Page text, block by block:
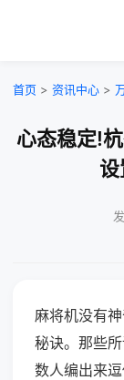
首页 > 资讯中心 >
心态稳定!
麻将机没有
秘诀。那些
数人编出来